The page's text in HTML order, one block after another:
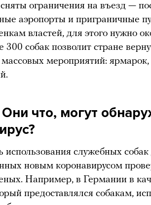
ограничения на въезд —
аэропорты и приграничные
властей, для этого нужно
собак позволит стране
мероприятий: ярмарок,
что, могут
использования служебных собак
новым коронавирусом
Например, в Германии в
предоставлялся собакам,